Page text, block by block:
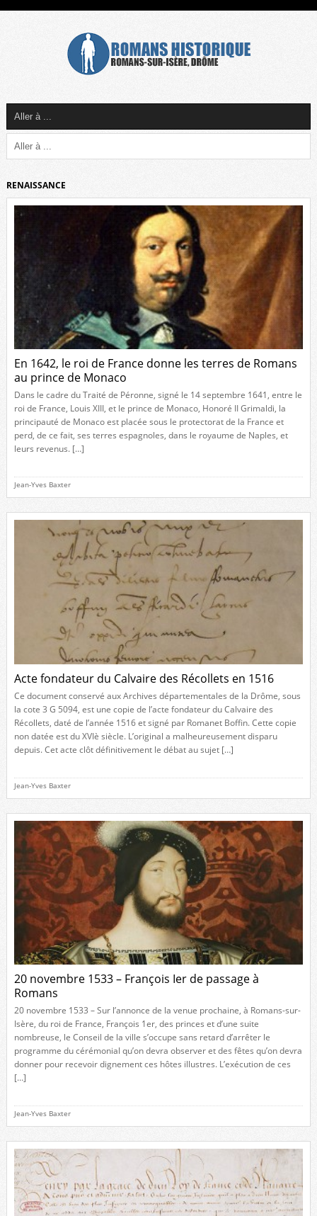
RENAISSANCE
En 1642, le roi de France donne les terres de Romans
au prince de Monaco
Dans le cadre du Traité de Péronne, signé le 14 septembre 1641, entre le
roi de France, Louis XIII, et le prince de Monaco, Honoré II Grimaldi, la
principauté de Monaco est placée sous le protectorat de la France et
perd, de ce fait, ses terres espagnoles, dans le royaume de Naples, et
leurs revenus. […]
Jean-Yves Baxter
Acte fondateur du Calvaire des Récollets en 1516
Ce document conservé aux Archives départementales de la Drôme, sous
la cote 3 G 5094, est une copie de l’acte fondateur du Calvaire des
Récollets, daté de l’année 1516 et signé par Romanet Boffin. Cette copie
non datée est du XVIè siècle. L’original a malheureusement disparu
depuis. Cet acte clôt définitivement le débat au sujet […]
Jean-Yves Baxter
20 novembre 1533 – François Ier de passage à
Romans
20 novembre 1533 – Sur l’annonce de la venue prochaine, à Romans-sur-
Isère, du roi de France, François 1er, des princes et d’une suite
nombreuse, le Conseil de la ville s’occupe sans retard d’arrêter le
programme du cérémonial qu’on devra observer et des fêtes qu’on devra
donner pour recevoir dignement ces hôtes illustres. L’exécution de ces
[…]
Jean-Yves Baxter